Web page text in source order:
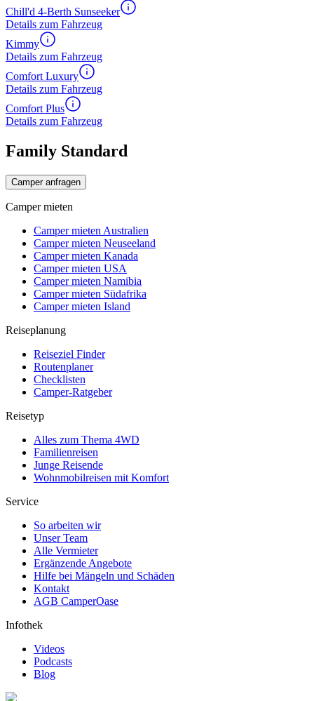
Chill'd 4-Berth Sunseeker
Details zum Fahrzeug
Kimmy
Details zum Fahrzeug
Comfort Luxury
Details zum Fahrzeug
Comfort Plus
Details zum Fahrzeug
Family Standard
Camper anfragen
Camper mieten
Camper mieten Australien
Camper mieten Neuseeland
Camper mieten Kanada
Camper mieten USA
Camper mieten Namibia
Camper mieten Südafrika
Camper mieten Island
Reiseplanung
Reiseziel Finder
Routenplaner
Checklisten
Camper-Ratgeber
Reisetyp
Alles zum Thema 4WD
Familienreisen
Junge Reisende
Wohnmobilreisen mit Komfort
Service
So arbeiten wir
Unser Team
Alle Vermieter
Ergänzende Angebote
Hilfe bei Mängeln und Schäden
Kontakt
AGB CamperOase
Infothek
Videos
Podcasts
Blog